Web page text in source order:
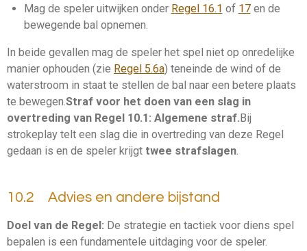
Mag de speler uitwijken onder Regel 16.1 of 17en de
bewegende bal opnemen.
In beide gevallen mag de speler het spel niet op onredelijke
manier ophouden (zie Regel 5.6a) teneinde de wind of de
waterstroom in staat te stellen de bal naar een betere plaats
te bewegen.Straf voor het doen van een slag in
overtreding van Regel 10.1: Algemene straf. Bij
strokeplay telt een slag die in overtreding van deze Regel
gedaan is en de speler krijgt twee strafslagen.
10.2 Advies en andere bijstand
Doel van de Regel: De strategie en tactiek voor diens spel
bepalen is een fundamentele uitdaging voor de speler.